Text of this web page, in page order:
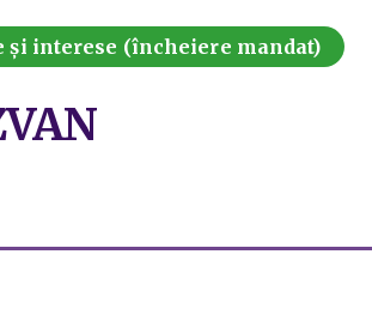
și interese (încheiere mandat)